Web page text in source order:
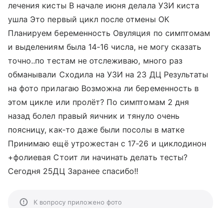
лечения кисты В начале июня делала УЗИ киста
ушла Это первый цикл после отмены ОК
Планируем беременность Овуляция по симптомам
и выделениям была 14-16 числа, не могу сказать
точно..по тестам не отслеживаю, много раз
обманывали Сходила на УЗИ на 23 ДЦ Результаты
на фото прилагаю Возможна ли беременность в
этом цикле или пролёт? По симптомам 2 дня
назад болел правый яичник и тянуло очень
поясницу, как-то даже были посолы в матке
Принимаю ещё утрожестан с 17-26 и циклодинон
+фолиевая Стоит ли начинать делать тесты?
Сегодня 25ДЦ Заранее спасибо!!
К вопросу приложено фото